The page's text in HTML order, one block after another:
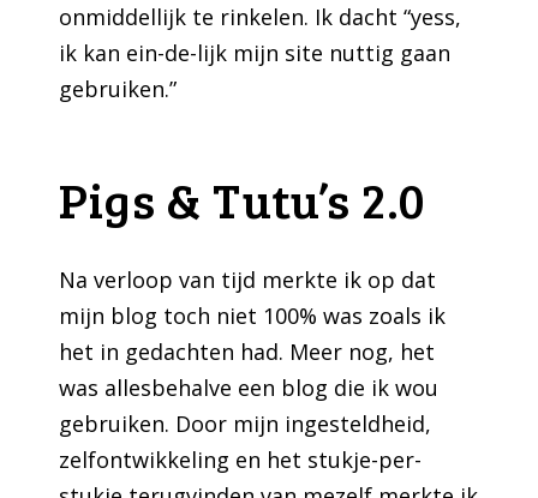
onmiddellijk te rinkelen. Ik dacht “yess,
ik kan ein-de-lijk mijn site nuttig gaan
gebruiken.”
Pigs & Tutu’s 2.0
Na verloop van tijd merkte ik op dat
mijn blog toch niet 100% was zoals ik
het in gedachten had. Meer nog, het
was allesbehalve een blog die ik wou
gebruiken. Door mijn ingesteldheid,
zelfontwikkeling en het stukje-per-